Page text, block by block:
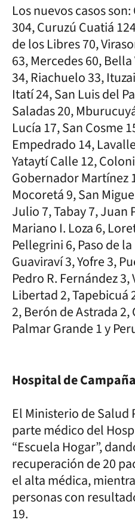
Los nuevos casos
304, Curuzú Cuatiá
de los Libres 70,
63, Mercedes 60,
34, Riachuelo 33,
Itatí 24, San Luis del
Saladas 20,
Lucía 17, San Cosme
Empedrado 14,
Yataytí Calle 12,
Gobernador Martínez
Mocoretá 9, San
Julio 7, Tabay 7, Juan
Mariano I. Loza 6,
Pellegrini 6, Paso de
Guaviraví 3, Yofre 3,
Pedro R. Fernández
Libertad 2, Tapebicuá
2, Berón de Astrada
Palmar Grande 1 y
Hospital de Campaña
El Ministerio de
parte médico del
“Escuela Hogar”,
recuperación de 20
el alta médica,
personas con
19.